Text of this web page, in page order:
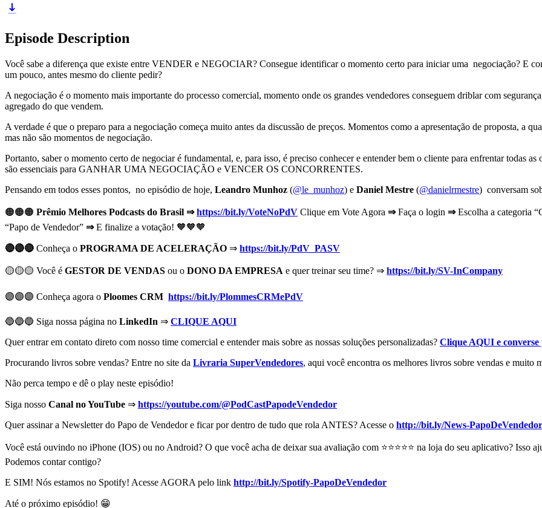
Episode Description
Você sabe a diferença que existe entre VENDER e NEGOCIAR? Consegue identificar o momento certo para iniciar uma negociação? E
um pouco, antes mesmo do cliente pedir?
A negociação é o momento mais importante do processo comercial, momento onde os grandes vendedores conseguem driblar com
agregado do que vendem.
A verdade é que o preparo para a negociação começa muito antes da discussão de preços. Momentos como a apresentação de proposta, a
mas não são momentos de negociação.
Portanto, saber o momento certo de negociar é fundamental, e, para isso, é preciso conhecer e entender bem o cliente para enfrentar todas
são essenciais para GANHAR UMA NEGOCIAÇÃO e VENCER OS CONCORRENTES.
Pensando em todos esses pontos, no episódio de hoje, Leandro Munhoz (@le_munhoz) e Daniel Mestre (@danielrmestre) conversam
🟠🟠🟠 Prêmio Melhores Podcasts do Brasil ⇒https://bit.ly/VoteNoPdV Clique em Vote Agora ⇒Faça o login ⇒Escolha a categoria
“Papo de Vendedor” ⇒E finalize a votação! 🧡🧡🧡
🔴🔴🔴 Conheça o PROGRAMA DE ACELERAÇÃO ⇒ https://bit.ly/PdV_PASV
🟡🟡🟡 Você é GESTOR DE VENDAS ou o DONO DA EMPRESA e quer treinar seu time? ⇒ https://bit.ly/SV-InCompany
🟣🟣🟣 Conheça agora o Ploomes CRM https://bit.ly/PlommesCRMePdV
🔵🔵🔵 Siga nossa página no LinkedIn ⇒ CLIQUE AQUI
Quer entrar em contato direto com nosso time comercial e entender mais sobre as nossas soluções personalizadas? Clique AQUI e
Procurando livros sobre vendas? Entre no site da Livraria SuperVendedores, aqui você encontra os melhores livros sobre vendas e muito
Não perca tempo e dê o play neste episódio!
Siga nosso Canal no YouTube ⇒ https://youtube.com/@PodCastPapodeVendedor
Quer assinar a Newsletter do Papo de Vendedor e ficar por dentro de tudo que rola ANTES? Acesse o http://bit.ly/News-PapoDeVendedor
Você está ouvindo no iPhone (IOS) ou no Android? O que você acha de deixar sua avaliação com ⭐⭐⭐⭐⭐ na loja do seu aplicativo? Isso
Podemos contar contigo?
E SIM! Nós estamos no Spotify! Acesse AGORA pelo link http://bit.ly/Spotify-PapoDeVendedor
Até o próximo episódio! 😁